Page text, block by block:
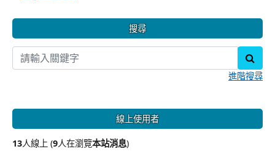
搜尋
進階搜尋
線上使用者
13人線上 (9人在瀏覽本站消息)